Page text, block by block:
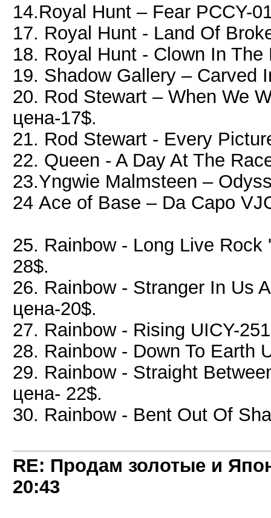
14.Royal Hunt – Fear PCCY-
17. Royal Hunt - Land Of
18. Royal Hunt - Clown In
19. Shadow Gallery ‎– Carved
20. Rod Stewart – When We
цена-17$.
21. Rod Stewart - Every
22. Queen - A Day At The
23.Yngwie Malmsteen –
24 Ace of Base – Da Capo
25. Rainbow - Long Live
28$.
26. Rainbow - Stranger In Us
цена-20$.
27. Rainbow - Rising UICY-
28. Rainbow - Down To Earth
29. Rainbow - Straight
цена- 22$.
30. Rainbow - Bent Out Of
RE: Продам золотые и
20:43